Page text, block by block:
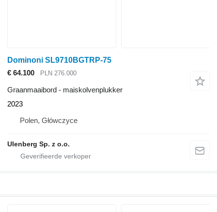
Dominoni SL9710BGTRP-75
€ 64.100
PLN 276.000
Graanmaaibord - maiskolvenplukker
2023
Polen, Główczyce
Ulenberg Sp. z o.o.